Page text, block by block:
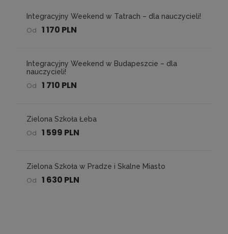
Integracyjny Weekend w Tatrach – dla nauczycieli!
Od 1 170 PLN
Integracyjny Weekend w Budapeszcie – dla
nauczycieli!
Od 1 710 PLN
Zielona Szkoła Łeba
Od 1 599 PLN
Zielona Szkoła w Pradze i Skalne Miasto
Od 1 630 PLN